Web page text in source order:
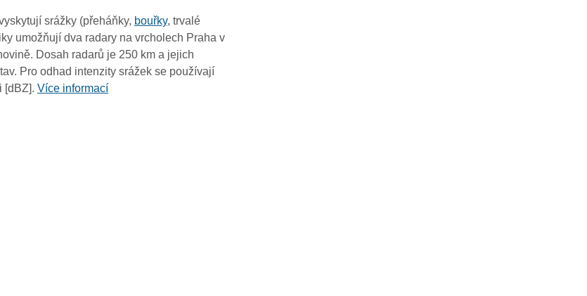
srážky (přeháňky, bouřky, trvalé
umožňují dva radary na vrcholech Praha v
Dosah radarů je 250 km a jejich
Pro odhad intenzity srážek se používají
[dBZ].Více informací